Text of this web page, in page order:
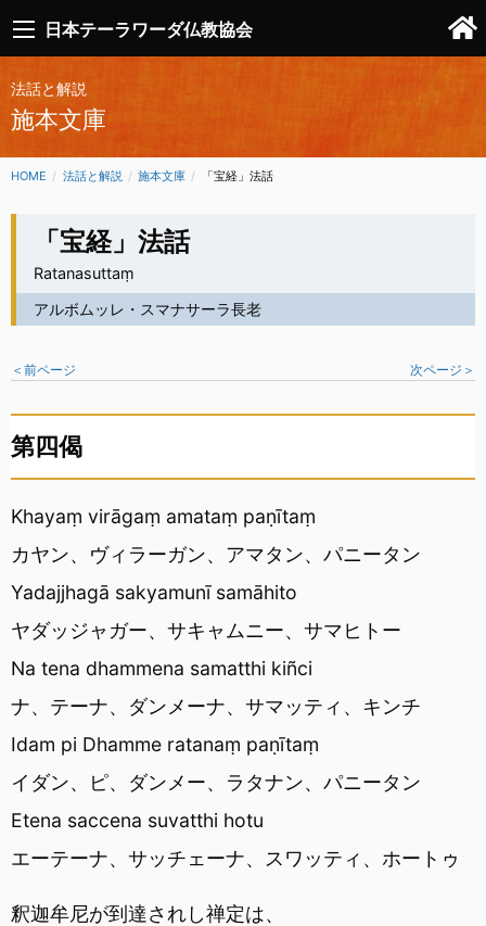
日本テーラワーダ仏教協会
法話と解説
施本文庫
HOME 法話と解説 施本文庫 CURRENT:
「宝経」法話
「宝経」法話
Ratanasuttaṃ
アルボムッレ・スマナサーラ長老
＜前ページ 次ページ＞
第四偈
Khayaṃ virāgaṃ amataṃ paṇītaṃ
カヤン、ヴィラーガン、アマタン、パニータン
Yadajjhagā sakyamunī samāhito
ヤダッジャガー、サキャムニー、サマヒトー
Na tena dhammena samatthi kiñci
ナ、テーナ、ダンメーナ、サマッティ、キンチ
Idam pi Dhamme ratanaṃ paṇītaṃ
イダン、ピ、ダンメー、ラタナン、パニータン
Etena saccena suvatthi hotu
エーテーナ、サッチェーナ、スワッティ、ホートゥ
釈迦牟尼が到達されし禅定は、